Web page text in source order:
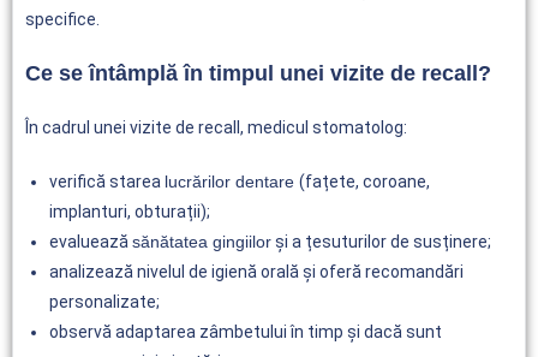
specifice.
Ce se întâmplă în timpul unei vizite de recall?
În cadrul unei vizite de recall, medicul stomatolog:
verifică starea lucrărilor dentare (fațete, coroane,
implanturi, obturații);
evaluează sănătatea gingiilorși a țesuturilor de susținere;
analizează nivelul de igienă orală și oferă recomandări
personalizate;
observă adaptarea zâmbetului în timp și dacă sunt